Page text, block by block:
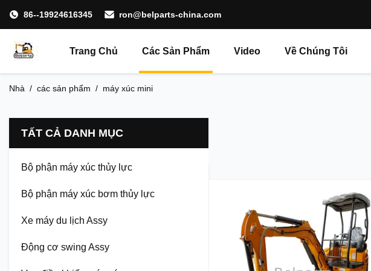
86--19924616345 ron@belparts-china.com
Trang Chủ Các Sản Phẩm Video Về Chúng Tôi
Nhà / các sản phẩm / máy xúc mini
TẤT CẢ DANH MỤC
Bộ phận máy xúc thủy lực
Bộ phận máy xúc bơm thủy lực
Xe máy du lịch Assy
Động cơ swing Assy